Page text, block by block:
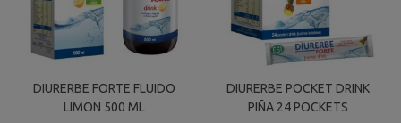
DIURERBE FORTE FLUIDO
LIMON 500 ML
DIURERBE POCKET DRINK
PIÑA 24 POCKETS